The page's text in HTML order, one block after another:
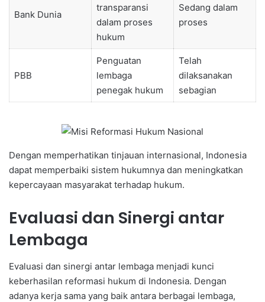
Bank Dunia
transparansi
dalam proses
hukum
Sedang dalam
proses
PBB
Penguatan
lembaga
penegak hukum
Telah
dilaksanakan
sebagian
Dengan memperhatikan tinjauan internasional, Indonesia
dapat memperbaiki sistem hukumnya dan meningkatkan
kepercayaan masyarakat terhadap hukum.
Evaluasi dan Sinergi antar
Lembaga
Evaluasi dan sinergi antar lembaga menjadi kunci
keberhasilan reformasi hukum di Indonesia. Dengan
adanya kerja sama yang baik antara berbagai lembaga,